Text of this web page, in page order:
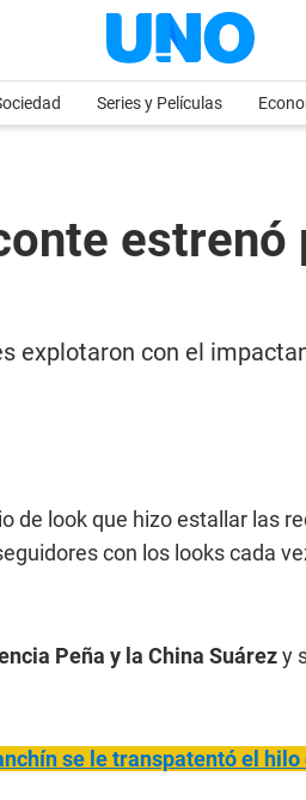
Series y Películas
explotaron con el
de look que hizo estallar las
con los looks cada
Peña y la China Suárezy
se le transpatentó el